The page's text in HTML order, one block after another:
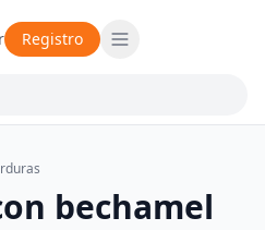
Registro
bechamel